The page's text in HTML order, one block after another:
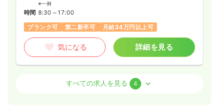
※一例
時間 8:30～17:00
ブランク可
第二新卒可 月給34万円以上可
気になる 詳細を見る
正・准看護師すべての求人を見る 4